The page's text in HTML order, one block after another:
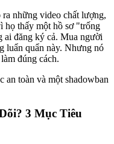
những video chất lượng,
họ thấy một hồ sơ "trống
đăng ký cả. Mua người
luẩn quẩn này. Nhưng nó
đúng cách.
an toàn và một shadowban
3 Mục Tiêu